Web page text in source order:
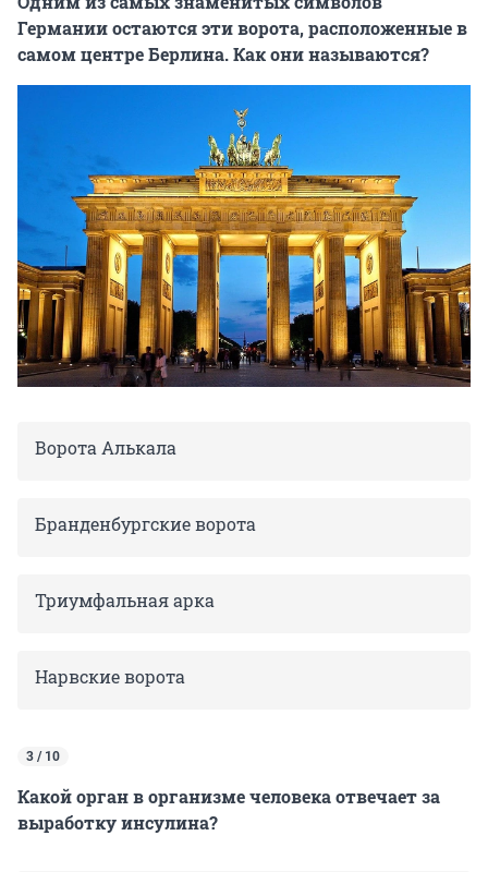
Германии остаются эти ворота, расположенные в
самом центре Берлина. Как они называются?
Ворота Алькала
Бранденбургские ворота
Триумфальная арка
Нарвские ворота
3 / 10
Какой орган в организме человека отвечает за
выработку инсулина?